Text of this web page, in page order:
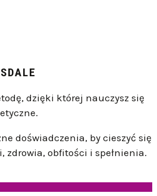
dzięki której nauczysz się
doświadczenia, by cieszyć się
zdrowia, obfitości i spełnienia.